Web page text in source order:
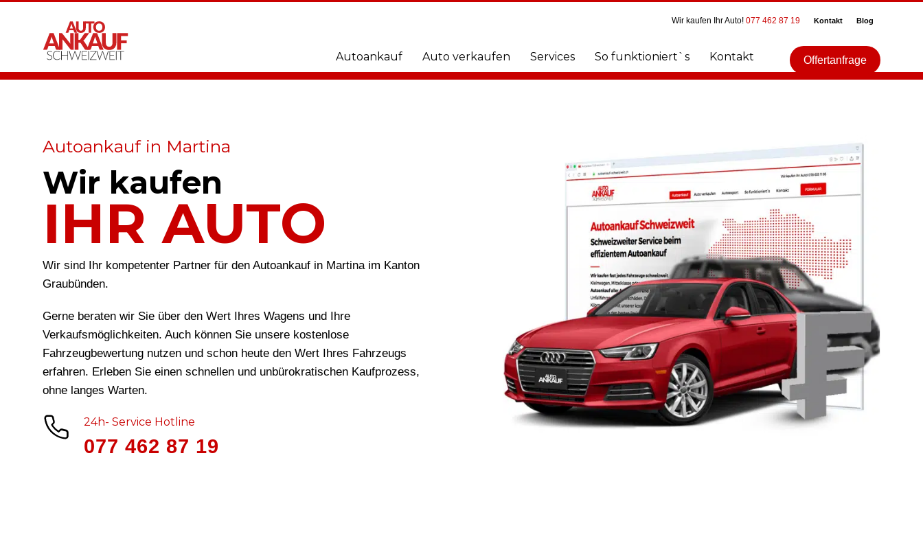
Wir kaufen Ihr Auto! 077 462 87 19 Kontakt Blog
Autoankauf Auto verkaufen Services So funktioniert`s Kontakt Offertanfrage
Autoankauf in Martina
Wir kaufen
IHR AUTO
Wir sind Ihr kompetenter Partner für den Autoankauf in Martina im Kanton
Graubünden.
Gerne beraten wir Sie über den Wert Ihres Wagens und Ihre
Verkaufsmöglichkeiten. Auch können Sie unsere kostenlose
Fahrzeugbewertung nutzen und schon heute den Wert Ihres Fahrzeugs
erfahren. Erleben Sie einen schnellen und unbürokratischen Kaufprozess,
ohne langes Warten.
24h- Service Hotline
077 462 87 19